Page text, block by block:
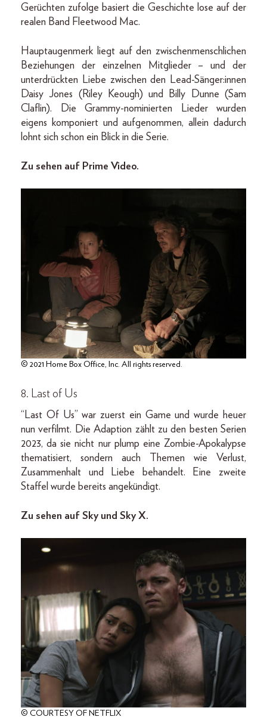
Gerüchten zufolge basiert die Geschichte lose auf der
realen Band Fleetwood Mac.
Hauptaugenmerk liegt auf den zwischenmenschlichen
Beziehungen der einzelnen Mitglieder – und der
unterdrückten Liebe zwischen den Lead-Sänger:innen
Daisy Jones (Riley Keough) und Billy Dunne (Sam
Claflin). Die Grammy-nominierten Lieder wurden
eigens komponiert und aufgenommen, allein dadurch
lohnt sich schon ein Blick in die Serie.
Zu sehen auf Prime Video.
© 2021 Home Box Office, Inc. All rights reserved.
8. Last of Us
“Last Of Us” war zuerst ein Game und wurde heuer
nun verfilmt. Die Adaption zählt zu den besten Serien
2023, da sie nicht nur plump eine Zombie-Apokalypse
thematisiert, sondern auch Themen wie Verlust,
Zusammenhalt und Liebe behandelt. Eine zweite
Staffel wurde bereits angekündigt.
Zu sehen auf Sky und Sky X.
© COURTESY OF NETFLIX